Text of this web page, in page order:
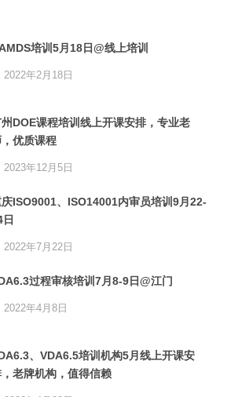
培训5月18日@线上培训
2022年2月18日
州DOE课程培训线上开课安排，专业老
，优质课程
2023年12月5日
ISO9001、ISO14001内审员培训9月22-
2022年7月22日
过程审核培训7月8-9日@江门
2022年4月8日
、VDA6.5培训机构5月线上开课安
老牌机构，值得信赖